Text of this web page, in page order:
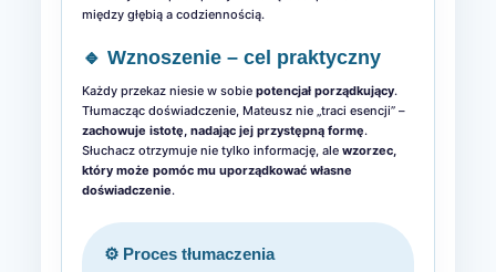
między głębią a codziennością.
🔹 Wznoszenie – cel praktyczny
Każdy przekaz niesie w sobie potencjał porządkujący.
Tłumacząc doświadczenie, Mateusz nie „traci esencji” –
zachowuje istotę, nadając jej przystępną formę.
Słuchacz otrzymuje nie tylko informację, ale wzorzec,
który może pomóc mu uporządkować własne
doświadczenie.
⚙️ Proces tłumaczenia